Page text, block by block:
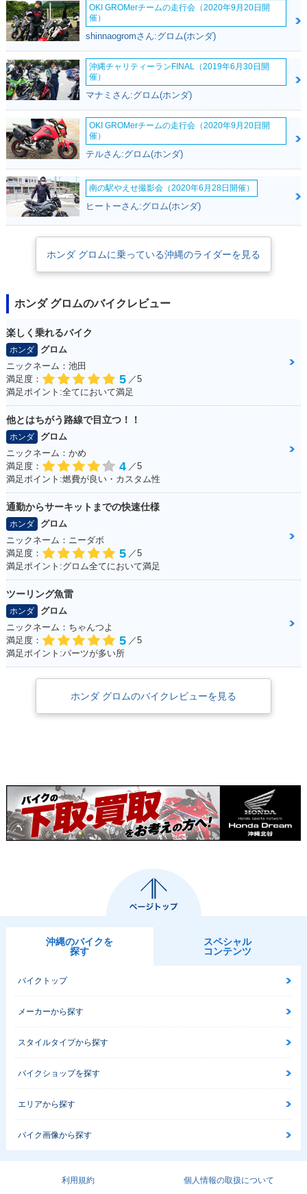
2015年 GROM・カ
ラーチェンジ
2014年 GROM・マ
イナーチェンジ
2013年 GROM・新
登場
2013年 MSX125
OKI GROMerチームの走行会（2020年9月20日開
催）
shinnaogromさん:グロム(ホンダ)
沖縄チャリティーランFINAL（2019年6月30日開
催）
マナミさん:グロム(ホンダ)
OKI GROMerチームの走行会（2020年9月20日開
催）
テルさん:グロム(ホンダ)
南の駅やえせ撮影会（2020年6月28日開催）
ヒートーさん:グロム(ホンダ)
ホンダ グロムに乗っている沖縄のライダーを見る
ホンダ グロムのバイクレビュー
楽しく乗れるバイク
ホンダ
グロム
ニックネーム：池田
満足度：
5 ／5
満足ポイント:全てにおいて満足
他とはちがう路線で目立つ！！
ホンダ
グロム
ニックネーム：かめ
満足度：
4 ／5
満足ポイント:燃費が良い・カスタム性
通勤からサーキットまでの快速仕様
ホンダ
グロム
ニックネーム：ニーダボ
満足度：
5 ／5
満足ポイント:グロム全てにおいて満足
ツーリング魚雷
ホンダ
グロム
ニックネーム：ちゃんつよ
満足度：
5 ／5
満足ポイント:パーツが多い所
ホンダ グロムのバイクレビューを見る
沖縄のバイクを
探す
スペシャル
コンテンツ
バイクトップ
メーカーから探す
スタイルタイプから探す
バイクショップを探す
エリアから探す
バイク画像から探す
利用規約 個人情報の取扱について